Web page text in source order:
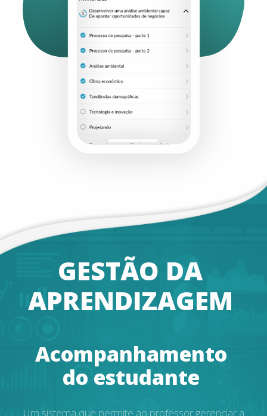
GESTÃO DA
APRENDIZAGEM
Acompanhamento
do estudante
Um sistema que permite ao professor gerenciar a